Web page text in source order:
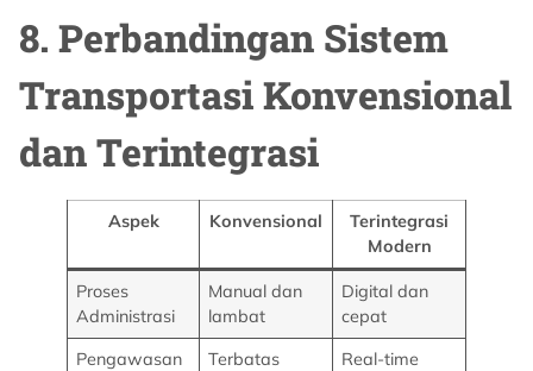
8. Perbandingan Sistem
Transportasi Konvensional
dan Terintegrasi
Aspek Konvensional
Terintegrasi
Modern
Proses
Administrasi
Manual dan
lambat
Digital dan
cepat
Pengawasan
Terbatas
Real-time